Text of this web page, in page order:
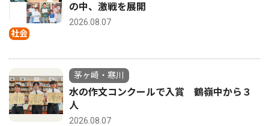
社会
の中、激戦を展開
2026.08.07
茅ヶ崎・寒川
水の作文コンクールで入賞 鶴嶺中から３
人
2026.08.07